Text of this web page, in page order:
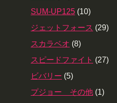
SUM-UP125 (10)
ジェットフォース (29)
スカラベオ (8)
スピードファイト (27)
ビバリー (5)
プジョー その他 (1)